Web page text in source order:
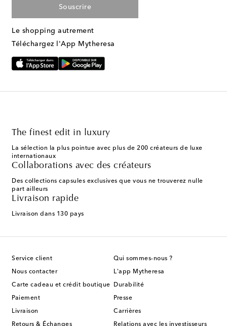
Souscrire
Le shopping autrement
Téléchargez l'App Mytheresa
The finest edit in luxury
La sélection la plus pointue avec plus de 200 créateurs de luxe
internationaux
Collaborations avec des créateurs
Des collections capsules exclusives que vous ne trouverez nulle
part ailleurs
Livraison rapide
Livraison dans 130 pays
Service client
Nous contacter
Carte cadeau et crédit boutique
Paiement
Livraison
Retours & Échanges
Qui sommes-nous ?
L'app Mytheresa
Durabilité
Presse
Carrières
Relations avec les investisseurs